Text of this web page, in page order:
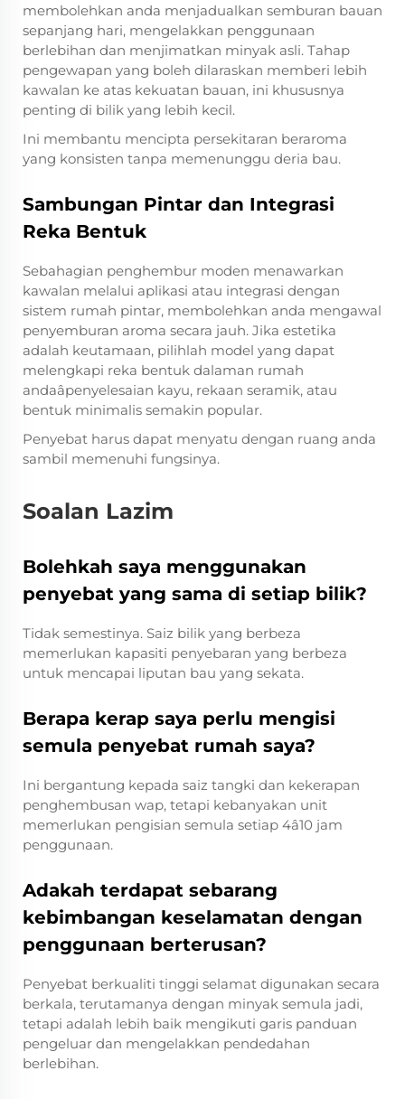
membolehkan anda menjadualkan semburan bauan
sepanjang hari, mengelakkan penggunaan
berlebihan dan menjimatkan minyak asli. Tahap
pengewapan yang boleh dilaraskan memberi lebih
kawalan ke atas kekuatan bauan, ini khususnya
penting di bilik yang lebih kecil.
Ini membantu mencipta persekitaran beraroma
yang konsisten tanpa memenunggu deria bau.
Sambungan Pintar dan Integrasi
Reka Bentuk
Sebahagian penghembur moden menawarkan
kawalan melalui aplikasi atau integrasi dengan
sistem rumah pintar, membolehkan anda mengawal
penyemburan aroma secara jauh. Jika estetika
adalah keutamaan, pilihlah model yang dapat
melengkapi reka bentuk dalaman rumah
andaâpenyelesaian kayu, rekaan seramik, atau
bentuk minimalis semakin popular.
Penyebat harus dapat menyatu dengan ruang anda
sambil memenuhi fungsinya.
Soalan Lazim
Bolehkah saya menggunakan
penyebat yang sama di setiap bilik?
Tidak semestinya. Saiz bilik yang berbeza
memerlukan kapasiti penyebaran yang berbeza
untuk mencapai liputan bau yang sekata.
Berapa kerap saya perlu mengisi
semula penyebat rumah saya?
Ini bergantung kepada saiz tangki dan kekerapan
penghembusan wap, tetapi kebanyakan unit
memerlukan pengisian semula setiap 4â10 jam
penggunaan.
Adakah terdapat sebarang
kebimbangan keselamatan dengan
penggunaan berterusan?
Penyebat berkualiti tinggi selamat digunakan secara
berkala, terutamanya dengan minyak semula jadi,
tetapi adalah lebih baik mengikuti garis panduan
pengeluar dan mengelakkan pendedahan
berlebihan.